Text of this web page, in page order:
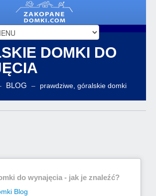
DOMKI DO
BLOG – prawdziwe, góralskie domki
do wynajęcia - jak je znaleźć?
Blog